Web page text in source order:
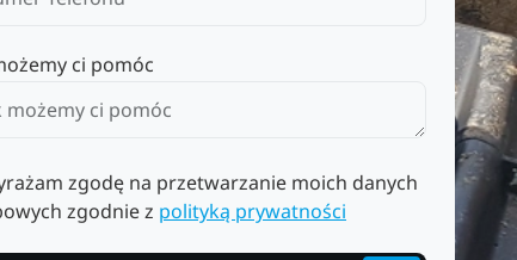
ci pomóc
zgodę na przetwarzanie moich danych
zgodnie z polityką prywatności